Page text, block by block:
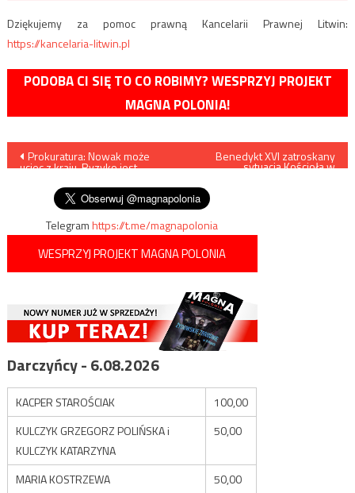
Dziękujemy za pomoc prawną Kancelarii Prawnej Litwin:
https://kancelaria-litwin.pl
PODOBA CI SIĘ TO CO ROBIMY? WESPRZYJ PROJEKT
MAGNA POLONIA!
Nawigacja
wpisu
Prokuratura: Nowak może
uciec z kraju. Ryzyko jest
Benedykt XVI zatroskany
sytuacją Kościoła w
Telegramhttps://t.me/magnapolonia
WESPRZYJ PROJEKT MAGNA POLONIA
Darczyńcy - 6.08.2026
KACPER STAROŚCIAK
100,00
KULCZYK GRZEGORZ POLIŃSKA i
KULCZYK KATARZYNA
50,00
MARIA KOSTRZEWA 50,00